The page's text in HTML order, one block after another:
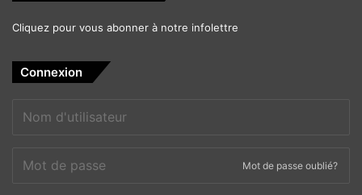
Cliquez pour vous abonner à notre infolettre
Connexion
Mot de passe oublié?